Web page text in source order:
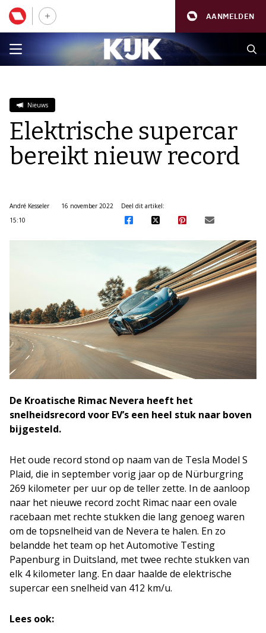
AANMELDEN
Nieuws
Elektrische supercar
bereikt nieuw record
André Kesseler
16 november 2022
15:10
Deel dit artikel:
De Kroatische Rimac Nevera heeft het
snelheidsrecord voor EV’s een heel stuk naar boven
bijgesteld.
Het oude record stond op naam van de Tesla Model S
Plaid, die in september vorig jaar op de Nürburgring
269 kilometer per uur op de teller zette. In de aanloop
naar het nieuwe record zocht Rimac naar een ovale
racebaan met rechte stukken die lang genoeg waren
om de topsnelheid van de Nevera te halen. En zo
belandde het team op het Automotive Testing
Papenburg in Duitsland, met twee rechte stukken van
elk 4 kilometer lang. En daar haalde de elektrische
supercar een snelheid van 412 km/u.
Lees ook: